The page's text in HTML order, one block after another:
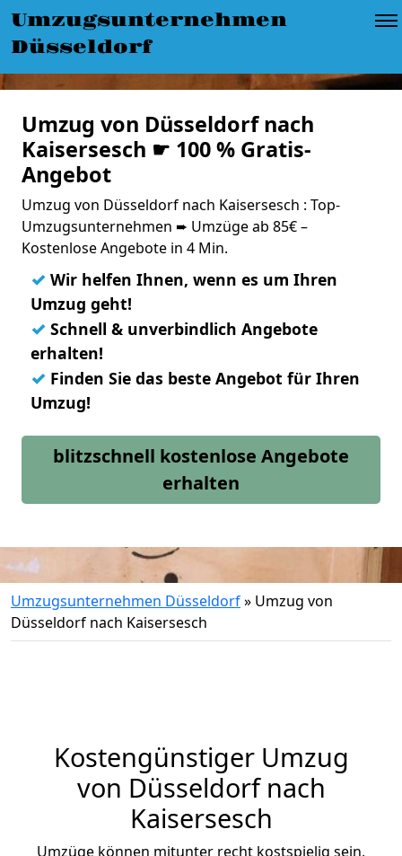
Umzugsunternehmen
Düsseldorf
Umzug von Düsseldorf nach
Kaisersesch ☛ 100 % Gratis-
Angebot
Umzug von Düsseldorf nach Kaisersesch : Top-
Umzugsunternehmen ➨ Umzüge ab 85€ –
Kostenlose Angebote in 4 Min.
✓ Wir helfen Ihnen, wenn es um Ihren
Umzug geht!
✓ Schnell & unverbindlich Angebote
erhalten!
✓ Finden Sie das beste Angebot für Ihren
Umzug!
blitzschnell kostenlose Angebote
erhalten
Umzugsunternehmen Düsseldorf» Umzug von
Düsseldorf nach Kaisersesch
Kostengünstiger Umzug
von Düsseldorf nach
Kaisersesch
Umzüge können mitunter recht kostspielig sein,